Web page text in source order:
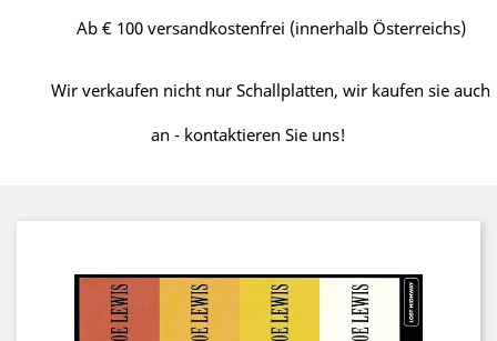
Ab € 100 versandkostenfrei (innerhalb Österreichs)
Wir verkaufen nicht nur Schallplatten, wir kaufen sie auch
an - kontaktieren Sie uns!